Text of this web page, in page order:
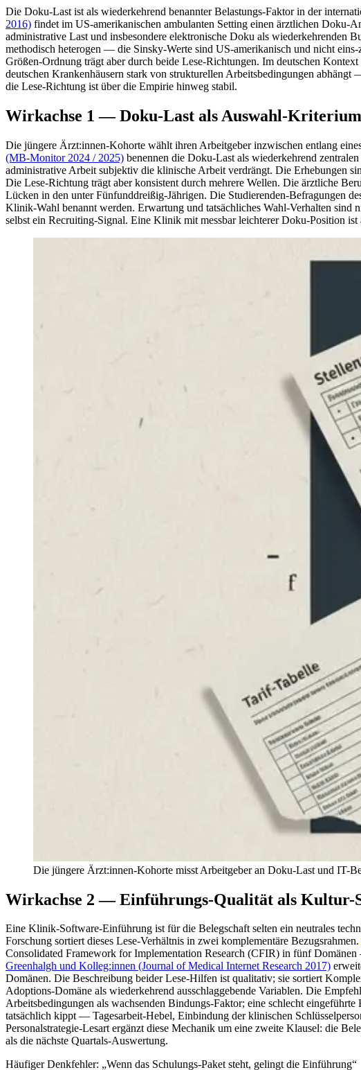
Die Doku-Last ist als wiederkehrend benannter Belastungs-Faktor in der
2016) findet im US-amerikanischen ambulanten Setting einen ärztlichen
administrative Last und insbesondere elektronische Doku als wiederkehrenden
methodisch heterogen — die Sinsky-Werte sind US-amerikanisch und nicht
Größen-Ordnung trägt aber durch beide Lese-Richtungen. Im deutschen
deutschen Krankenhäusern stark von strukturellen Arbeitsbedingungen
die Lese-Richtung ist über die Empirie hinweg stabil.
Wirkachse 1 — Doku-Last als Auswahl-
Die jüngere Ärzt:innen-Kohorte wählt ihren Arbeitgeber inzwischen entlang
(MB-Monitor 2024 / 2025) benennen die Doku-Last als wiederkehrend
administrative Arbeit subjektiv die klinische Arbeit verdrängt. Die Erhebungen
Die Lese-Richtung trägt aber konsistent durch mehrere Wellen. Die ärztliche
Lücken in den unter Fünfunddreißig-Jährigen. Die Studierenden-Befragungen
Klinik-Wahl benannt werden. Erwartung und tatsächliches Wahl-Verhalten
selbst ein Recruiting-Signal. Eine Klinik mit messbar leichterer Doku-Position
Die jüngere Ärzt:innen-Kohorte misst Arbeitgeber an Doku-Last und IT-
Wirkachse 2 — Einführungs-Qualität als Kultur-
Eine Klinik-Software-Einführung ist für die Belegschaft selten ein neutrales
Forschung sortiert dieses Lese-Verhältnis in zwei komplementäre Bezugsrahmen.
Consolidated Framework for Implementation Research (CFIR) in fünf
Greenhalgh und Kolleg:innen (Journal of Medical Internet Research 2017)
Domänen. Die Beschreibung beider Lese-Hilfen ist qualitativ; sie sortiert
Adoptions-Domäne als wiederkehrend ausschlaggebende Variablen. Die
Arbeitsbedingungen als wachsenden Bindungs-Faktor; eine schlecht
tatsächlich kippt — Tagesarbeit-Hebel, Einbindung der klinischen
Personalstrategie-Lesart ergänzt diese Mechanik um eine zweite Klausel: die
als die nächste Quartals-Auswertung.
Häufiger Denkfehler: „Wenn das Schulungs-Paket steht, gelingt die Einführung“